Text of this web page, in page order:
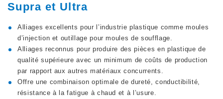
Supra et Ultra
Alliages excellents pour l’industrie plastique comme moules
d’injection et outillage pour moules de soufflage.
Alliages reconnus pour produire des pièces en plastique de
qualité supérieure avec un minimum de coûts de production
par rapport aux autres matériaux concurrents.
Offre une combinaison optimale de dureté, conductibilité,
résistance à la fatigue à chaud et à l’usure.